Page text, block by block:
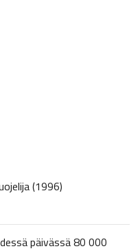
(1996)
päivässä 80 000